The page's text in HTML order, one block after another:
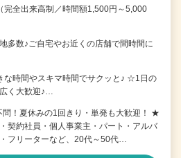
完全出来高制／時間額1,500円～5,000
数♪ご自宅やお近くの店舗で間時間に
な時間やスキマ時間でサクッと♪ ☆1日の
く大歓迎♪…
問！夏休みの1回きり・単発も大歓迎！ ★
契約社員・個人事業主・パート・アルバ
フリーターなど、20代～50代…